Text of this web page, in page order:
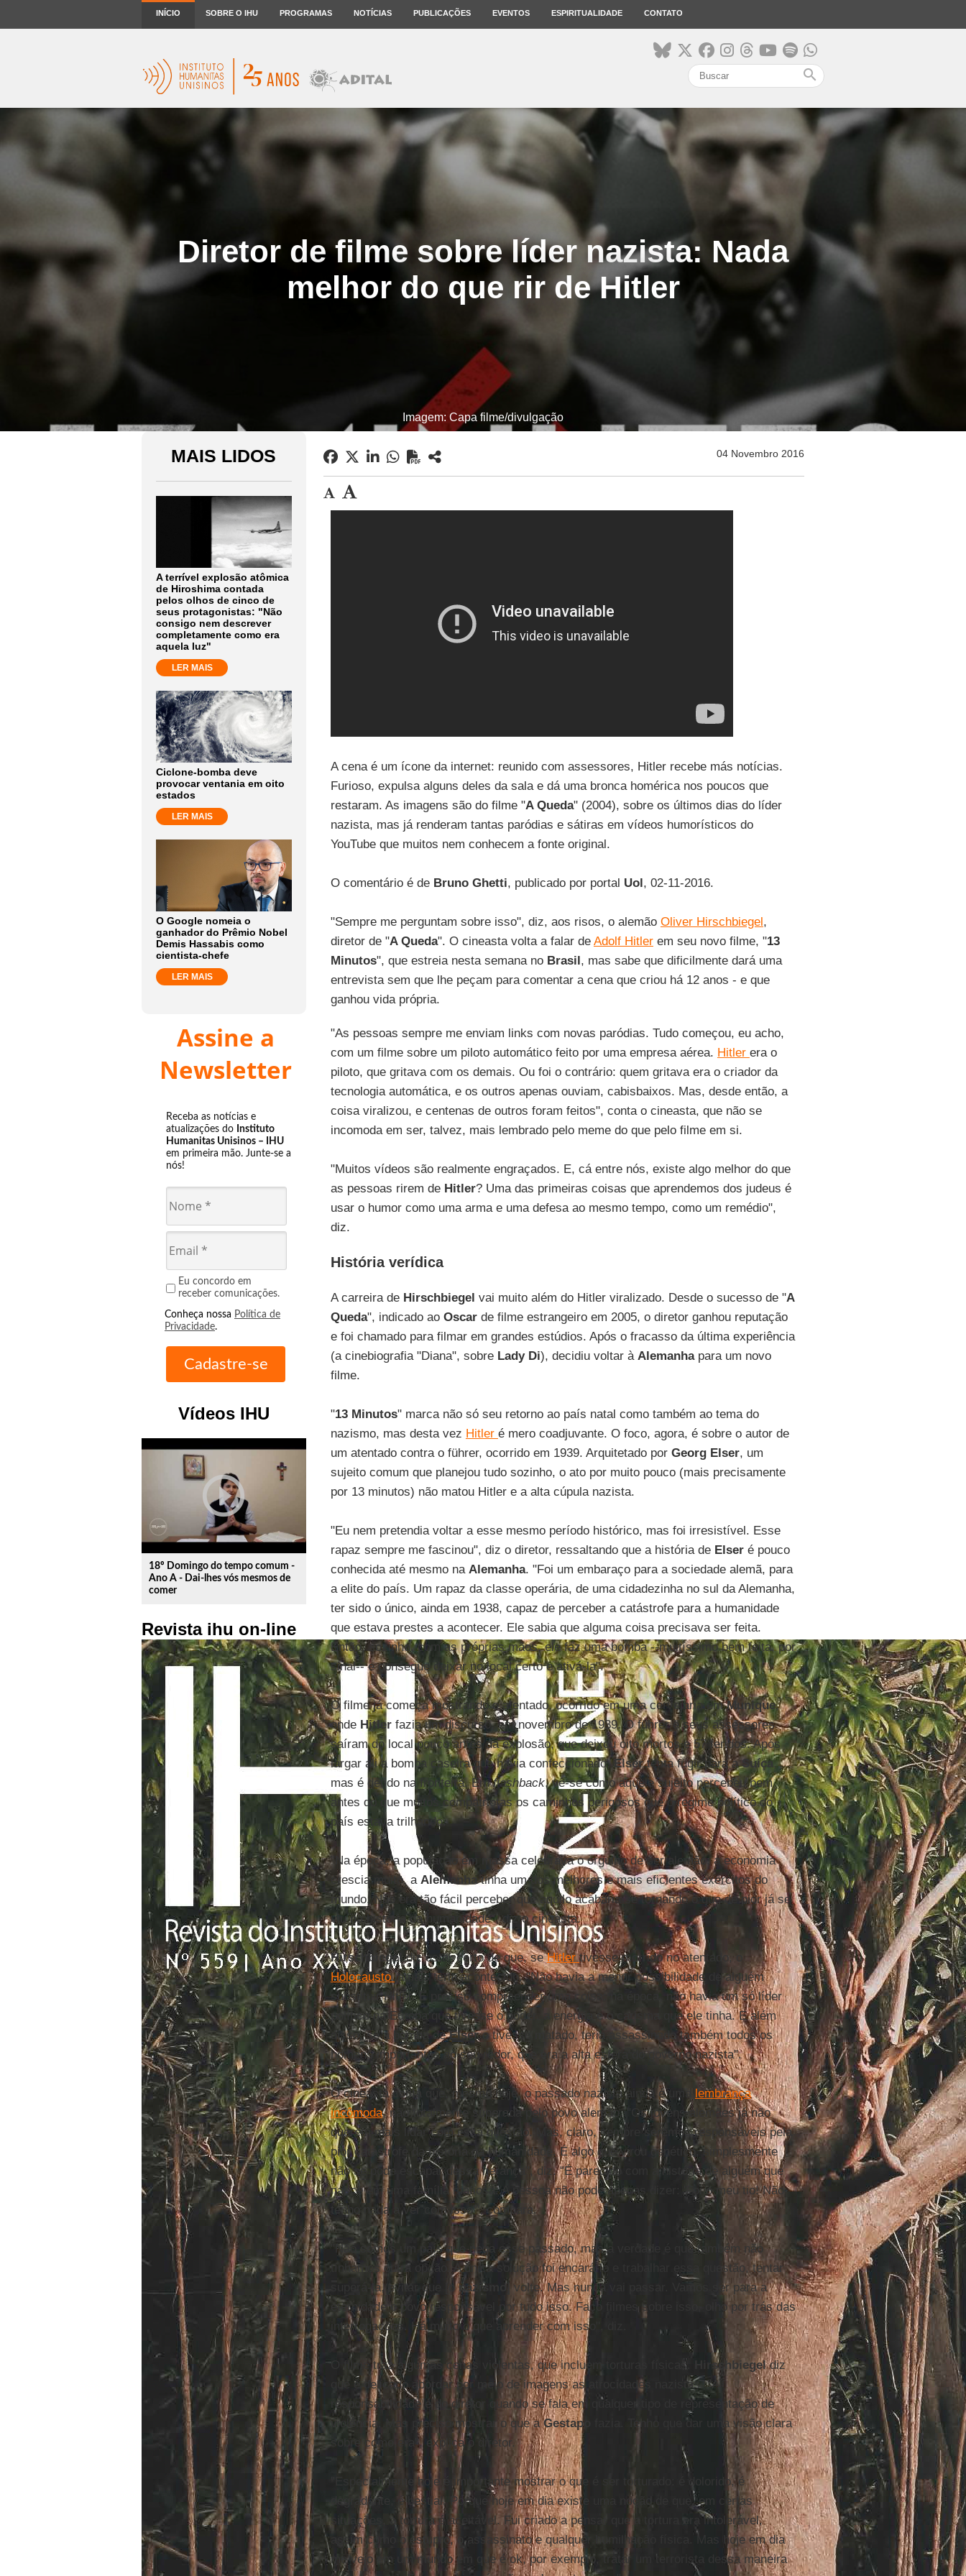
INÍCIO SOBRE O IHU PROGRAMAS NOTÍCIAS PUBLICAÇÕES EVENTOS ESPIRITUALIDADE CONTATO
search
Diretor de filme sobre líder nazista: Nada
melhor do que rir de Hitler
Imagem: Capa filme/divulgação
MAIS LIDOS
A terrível explosão atômica
de Hiroshima contada
pelos olhos de cinco de
seus protagonistas: "Não
consigo nem descrever
completamente como era
aquela luz"
LER MAIS
Ciclone-bomba deve
provocar ventania em oito
estados
LER MAIS
O Google nomeia o
ganhador do Prêmio Nobel
Demis Hassabis como
cientista-chefe
LER MAIS
Assine a
Newsletter
Receba as notícias e
atualizações do Instituto
Humanitas Unisinos – IHU
em primeira mão. Junte-se a
nós!
Eu concordo em
receber comunicações.
Conheça nossa Política de
Privacidade.
Vídeos IHU
play_circle_outline
18º Domingo do tempo comum -
Ano A - Dai-lhes vós mesmos de
comer
Revista ihu on-line
04 Novembro 2016
A cena é um ícone da internet: reunido com assessores, Hitler recebe más notícias.
Furioso, expulsa alguns deles da sala e dá uma bronca homérica nos poucos que
restaram. As imagens são do filme "A Queda" (2004), sobre os últimos dias do líder
nazista, mas já renderam tantas paródias e sátiras em vídeos humorísticos do
YouTube que muitos nem conhecem a fonte original.
O comentário é de Bruno Ghetti, publicado por portal Uol, 02-11-2016.
"Sempre me perguntam sobre isso", diz, aos risos, o alemão Oliver Hirschbiegel,
diretor de "A Queda". O cineasta volta a falar de Adolf Hitlerem seu novo filme, "13
Minutos", que estreia nesta semana no Brasil, mas sabe que dificilmente dará uma
entrevista sem que lhe peçam para comentar a cena que criou há 12 anos - e que
ganhou vida própria.
"As pessoas sempre me enviam links com novas paródias. Tudo começou, eu acho,
com um filme sobre um piloto automático feito por uma empresa aérea. Hitler era o
piloto, que gritava com os demais. Ou foi o contrário: quem gritava era o criador da
tecnologia automática, e os outros apenas ouviam, cabisbaixos. Mas, desde então, a
coisa viralizou, e centenas de outros foram feitos", conta o cineasta, que não se
incomoda em ser, talvez, mais lembrado pelo meme do que pelo filme em si.
"Muitos vídeos são realmente engraçados. E, cá entre nós, existe algo melhor do que
as pessoas rirem de Hitler? Uma das primeiras coisas que aprendemos dos judeus é
usar o humor como uma arma e uma defesa ao mesmo tempo, como um remédio",
diz.
História verídica
A carreira de Hirschbiegel vai muito além do Hitler viralizado. Desde o sucesso de "A
Queda", indicado ao Oscarde filme estrangeiro em 2005, o diretor ganhou reputação
e foi chamado para filmar em grandes estúdios. Após o fracasso da última experiência
(a cinebiografia "Diana", sobre Lady Di), decidiu voltar à Alemanhapara um novo
filme.
"13 Minutos" marca não só seu retorno ao país natal como também ao tema do
nazismo, mas desta vez Hitler é mero coadjuvante. O foco, agora, é sobre o autor de
um atentado contra o führer, ocorrido em 1939. Arquitetado por Georg Elser, um
sujeito comum que planejou tudo sozinho, o ato por muito pouco (mais precisamente
por 13 minutos) não matou Hitler e a alta cúpula nazista.
"Eu nem pretendia voltar a esse mesmo período histórico, mas foi irresistível. Esse
rapaz sempre me fascinou", diz o diretor, ressaltando que a história de Elseré pouco
conhecida até mesmo na Alemanha. "Foi um embaraço para a sociedade alemã, para
a elite do país. Um rapaz da classe operária, de uma cidadezinha no sul da Alemanha,
ter sido o único, ainda em 1938, capaz de perceber a catástrofe para a humanidade
que estava prestes a acontecer. Ele sabia que alguma coisa precisava ser feita.
Então, sozinho, com as próprias mãos, ele faz uma bomba --muitíssimo bem feita, por
sinal-- e consegue deixar no local certo e ativá-la".
O filme já começa mostrando o atentado, ocorrido em uma cervejaria emMunique,
onde Hitlerfazia um discurso, em novembro de 1939. O führer e seus assessores
saíram do local pouco antes da explosão, que deixou oito mortos e 57 feridos. Após
largar ali a bomba caseira que havia confeccionado, Elsertenta fugir para aSuíça,
mas é detido na fronteira. Emflashback, vê-se como aquele sujeito percebeu bem
antes do que muitos compatriotas os caminhos perigosos que o regime político do
país estava trilhando.
"Na época, a população em massa celebrava o orgulho de ser alemão: a economia
crescia muito, a Alemanhatinha um dos melhores e mais eficientes exércitos do
mundo. Não era tão fácil perceber que aquilo acabaria se tornando o que de pior já se
viu na história da humanidade", diz o cineasta.
Hirschbiegeldiz estar certo de que, seHitlertivesse morrido no atentado, o
Holocaustojamais teria acontecido. "Não havia a menor possibilidade de alguém
substituir Hitler. É preciso compreender uma coisa: na época, não havia um só líder
político na Europa que tivesse o poder, a energia e o carisma que ele tinha. E além
disso, se a bomba deElsero tivesse matado, teria assassinado também todos os
homens importantes ao seu redor, que era a alta esfera do governo nazista".
O cineasta conta que, mesmo hoje, o passado nazista ainda é uma lembrança
incômoda, não totalmente superada pelo povo alemão. "Os jovens alemães já não
querem mais lidar com essa questão. Mas, claro, sempre seremos responsáveis pela
pior catástrofe da história da humanidade. É algo que virou genético, simplesmente
não se pode escapar dessa herança", diz. "É parecido com a história de alguém que
nasce em uma família mafiosa. A pessoa não pode apenas dizer: 'Foi o meu tio! Não
tenho nada a ver com isso'", compara.
"Não somos um país que nega esse passado, mas a verdade é que também não
tínhamos outra opção. A única solução foi encará-lo e trabalhar essa questão, tentar
superá-la, evitar que [onazismo] volte. Mas nunca vai passar. Vamos ser para a
eternidade o povo responsável por tudo isso. Faço filmes sobre isso, olho por trás das
interrogações. Há muito o que aprender com isso", diz.
O filme traz algumas cenas violentas, que incluem torturas físicas. Hirschbiegeldiz
que é delicado abordar por meio de imagens as atrocidades nazistas. "A
responsabilidade é do diretor quando se fala em qualquer tipo de representação de
violência. Mas preciso mostrar o que aGestapo
fazia. Tenho que dar uma visão clara
sobre como era", explica o diretor.
"Especialmente hoje é importante mostrar o que é ser torturado: é dolorido, é
degradante, é bestial. Porque hoje em dia existe uma noção de que, em certas
situações, a tortura é aceitável. Fui criado a pensar que a tortura era intolerável,
assim como o estupro, o assassinato e qualquer humilhação física. Mas hoje em dia
me vejo em um mundo em que é ok, por exemplo, tratar um terrorista dessa maneira